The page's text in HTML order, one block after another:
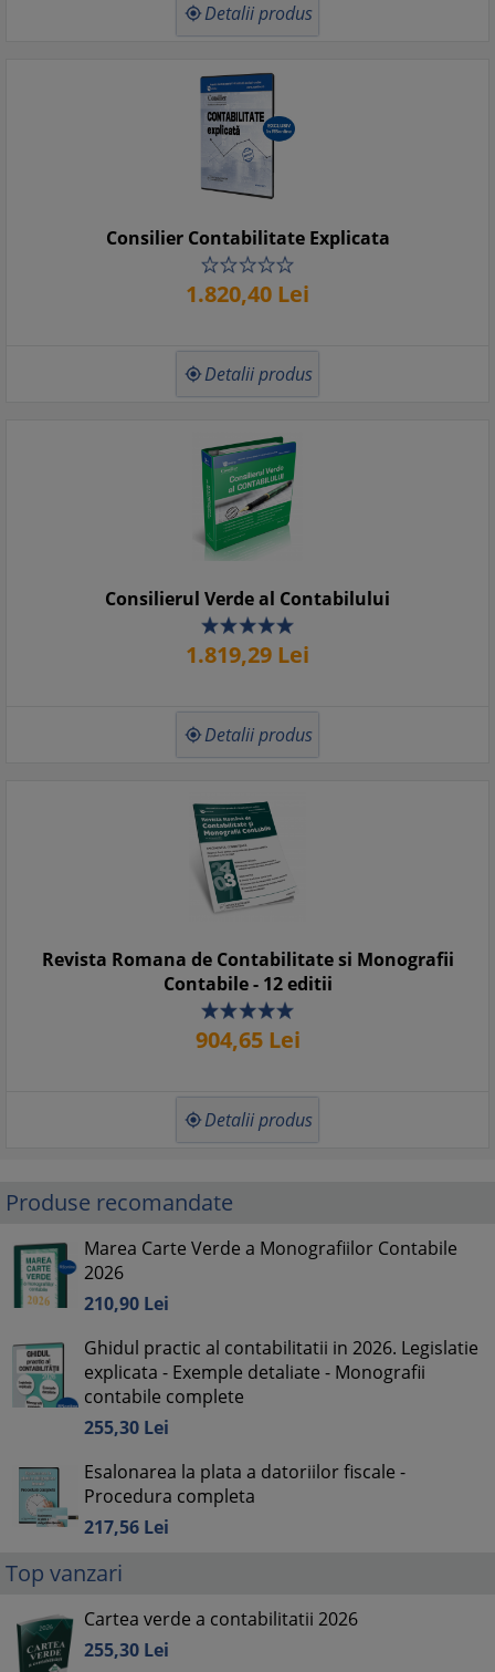
 Detalii produs
Consilier Contabilitate Explicata
1.820,40 Lei
 Detalii produs
Consilierul Verde al Contabilului
1.819,29 Lei
 Detalii produs
Revista Romana de Contabilitate si Monografii
Contabile - 12 editii
904,65Lei
 Detalii produs
Produse recomandate
Marea Carte Verde a Monografiilor Contabile
2026
210,90 Lei
Ghidul practic al contabilitatii in 2026. Legislatie
explicata - Exemple detaliate - Monografii
contabile complete
255,30 Lei
Esalonarea la plata a datoriilor fiscale -
Procedura completa
217,56 Lei
Top vanzari
Cartea verde a contabilitatii 2026
255,30 Lei